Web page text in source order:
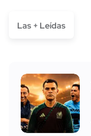
Las + Leídas